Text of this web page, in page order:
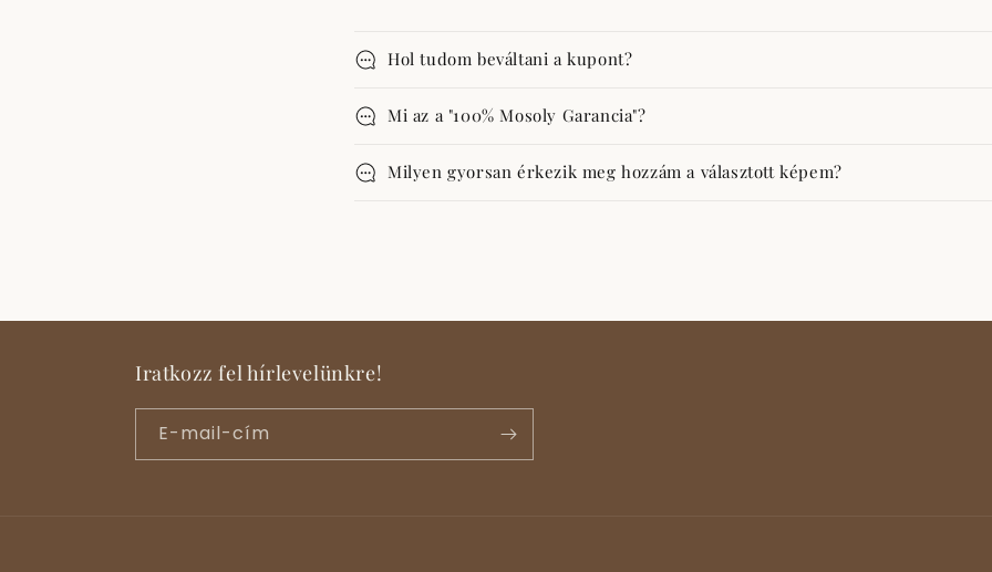
Hol tudom beváltani a kupont?
Mi az a "100% Mosoly Garancia"?
Milyen gyorsan érkezik meg hozzám a választott képem?
Iratkozz fel hírlevelünkre!
E-mail-cím